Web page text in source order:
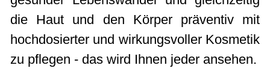
die Haut und den Körper präventiv mit
hochdosierter und wirkungsvoller Kosmetik
zu pflegen - das wird Ihnen jeder ansehen.